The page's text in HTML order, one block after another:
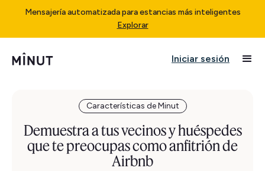
Mensajería automatizada para estancias más inteligentes
Explorar
Iniciar sesión
Características de Minut
Demuestra a tus vecinos y huéspedes
que te preocupas como anfitrión de
Airbnb